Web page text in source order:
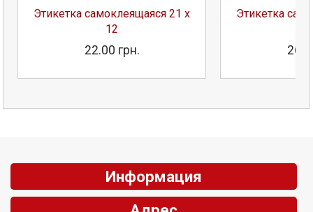
Этикетка самоклеящаяся 21 х
12
22.00 грн.
Этикетка
Информация